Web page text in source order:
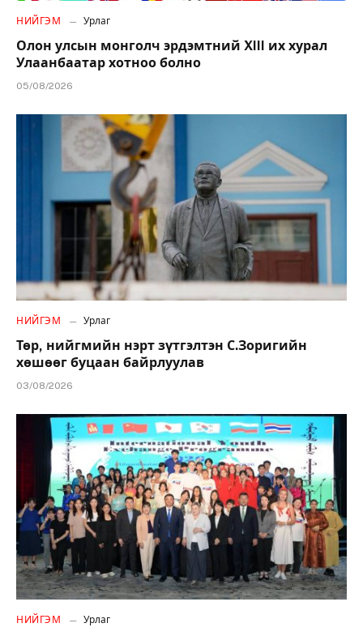
НИЙГЭМ Урлаг
Олон улсын монголч эрдэмтний XIII их хурал
Улаанбаатар хотноо болно
05/08/2026
НИЙГЭМ Урлаг
Төр, нийгмийн нэрт зүтгэлтэн С.Зоригийн
хөшөөг буцаан байрлуулав
03/08/2026
НИЙГЭМ Урлаг